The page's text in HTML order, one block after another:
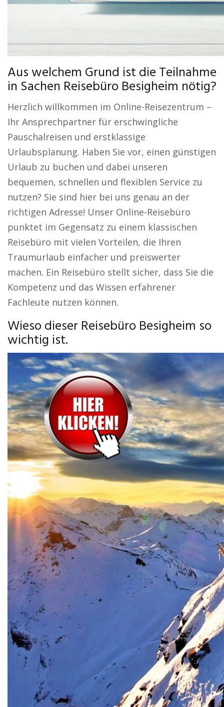
Aus welchem Grund ist die Teilnahme
in Sachen Reisebüro Besigheim nötig?
Herzlich willkommen im Online-Reisezentrum –
Ihr Ansprechpartner für erschwingliche
Pauschalreisen und erstklassige
Urlaubsplanung. Haben Sie vor, einen günstigen
Urlaub zu buchen und dabei unseren
bequemen, schnellen und flexiblen Service zu
nutzen? Sie sind hier bei uns genau an der
richtigen Adresse! Unser Online-Reisebüro
punktet im Gegensatz zu einem klassischen
Reisebüro mit vielen Vorteilen, die Ihren
Traumurlaub einfacher und preiswerter
machen. Ein Reisebüro stellt sicher, dass Sie die
Kompetenz und das Wissen erfahrener
Fachleute nutzen können.
Wieso dieser Reisebüro Besigheim so
wichtig ist.